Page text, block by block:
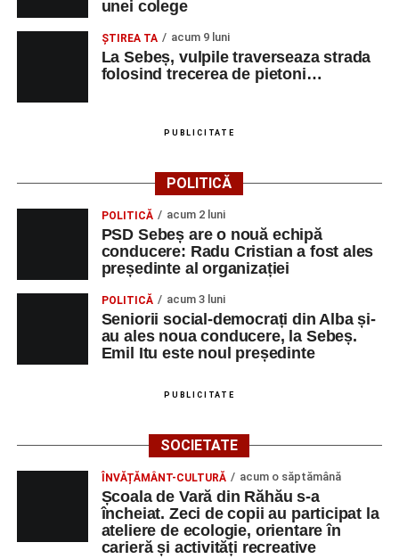
unei colege
ŞTIREA TA acum 9 luni
La Sebeș, vulpile traverseaza strada
folosind trecerea de pietoni…
PUBLICITATE
POLITICĂ
POLITICĂ acum 2 luni
PSD Sebeș are o nouă echipă
conducere: Radu Cristian a fost ales
președinte al organizației
POLITICĂ acum 3 luni
Seniorii social-democrați din Alba și-
au ales noua conducere, la Sebeș.
Emil Itu este noul președinte
PUBLICITATE
SOCIETATE
ÎNVĂȚĂMÂNT-CULTURĂ acum o săptămână
Școala de Vară din Răhău s-a
încheiat. Zeci de copii au participat la
ateliere de ecologie, orientare în
carieră și activități recreative